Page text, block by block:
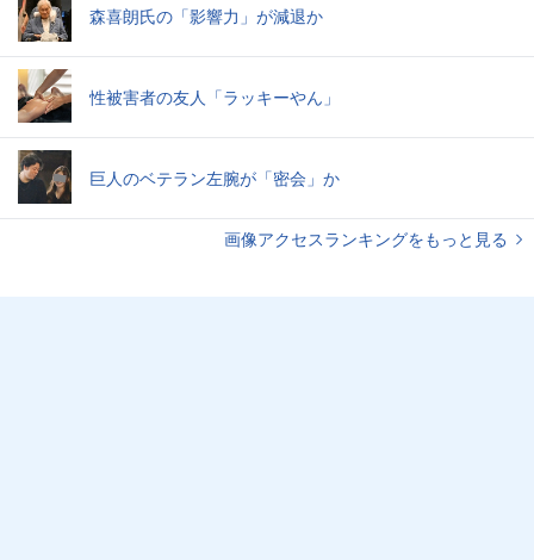
森喜朗氏の「影響力」が減退か
性被害者の友人「ラッキーやん」
巨人のベテラン左腕が「密会」か
画像アクセスランキングをもっと見る